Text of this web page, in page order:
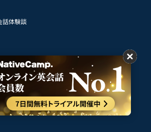
話体験談
私達のビジョン
ークです。